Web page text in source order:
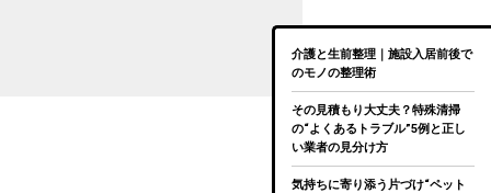
介護と生前整理｜施設入居前後で
のモノの整理術
その見積もり大丈夫？特殊清掃
の“よくあるトラブル”5例と正し
い業者の見分け方
気持ちに寄り添う片づけ“ペット